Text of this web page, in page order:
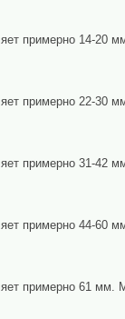
примерно 14-20
примерно 22-30
примерно 31-
примерно 44-
примерно 61